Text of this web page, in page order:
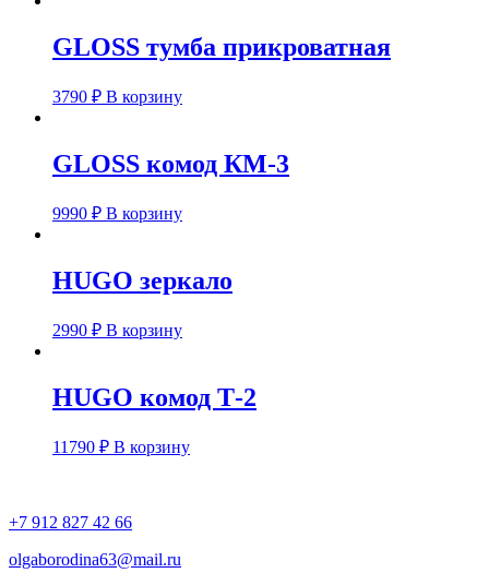
GLOSS тумба прикроватная
3790 ₽ В корзину
GLOSS комод КМ-3
9990 ₽ В корзину
HUGO зеркало
2990 ₽ В корзину
HUGO комод Т-2
11790 ₽ В корзину
+7 912 827 42 66
olgaborodina63@mail.ru